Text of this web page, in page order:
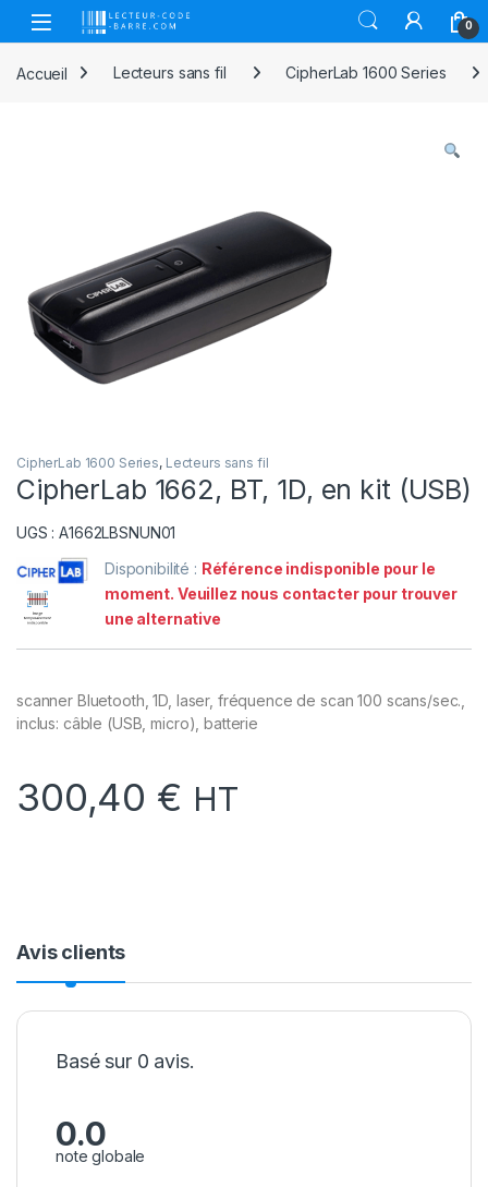
Skip to navigation
Skip to content
Open 0
Accueil Lecteurs sans fil CipherLab 1600 Series
CipherLab 1600 Series, Lecteurs sans fil
CipherLab 1662, BT, 1D, en kit (USB)
UGS : A1662LBSNUN01
Disponibilité : Référence indisponible pour le
moment. Veuillez nous contacter pour trouver
une alternative
scanner Bluetooth, 1D, laser, fréquence de scan 100 scans/sec.,
inclus: câble (USB, micro), batterie
300,40 € HT
Avis clients
Basé sur 0 avis.
0.0
note globale